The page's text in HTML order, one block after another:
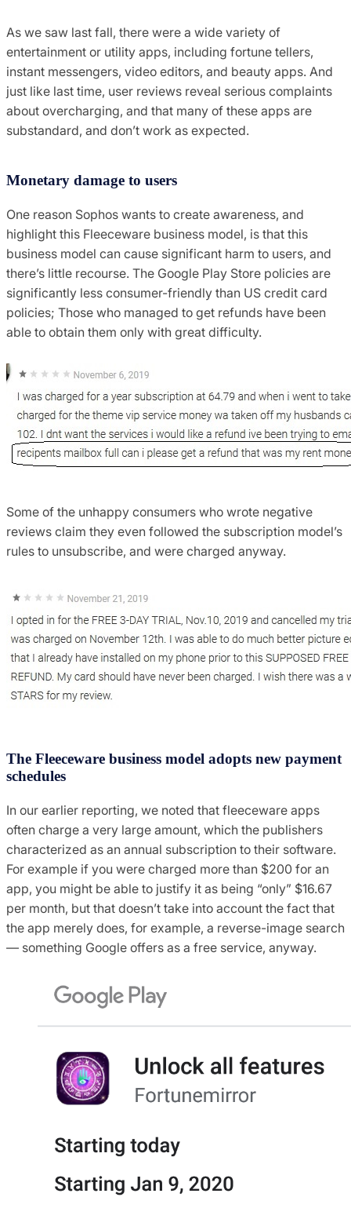
As we saw last fall, there were a wide variety of
entertainment or utility apps, including fortune tellers,
instant messengers, video editors, and beauty apps. And
just like last time, user reviews reveal serious complaints
about overcharging, and that many of these apps are
substandard, and don’t work as expected.
Monetary damage to users
One reason Sophos wants to create awareness, and
highlight this Fleeceware business model, is that this
business model can cause significant harm to users, and
there’s little recourse. The Google Play Store policies are
significantly less consumer-friendly than US credit card
policies; Those who managed to get refunds have been
able to obtain them only with great difficulty.
Some of the unhappy consumers who wrote negative
reviews claim they even followed the subscription model’s
rules to unsubscribe, and were charged anyway.
The Fleeceware business model adopts new payment
schedules
In our earlier reporting, we noted that fleeceware apps
often charge a very large amount, which the publishers
characterized as an annual subscription to their software.
For example if you were charged more than $200 for an
app, you might be able to justify it as being “only” $16.67
per month, but that doesn’t take into account the fact that
the app merely does, for example, a reverse-image search
— something Google offers as a free service, anyway.